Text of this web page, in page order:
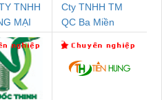
TNHH
MẠI
VIỆT
Cty TNHH TM
QC Ba Miền